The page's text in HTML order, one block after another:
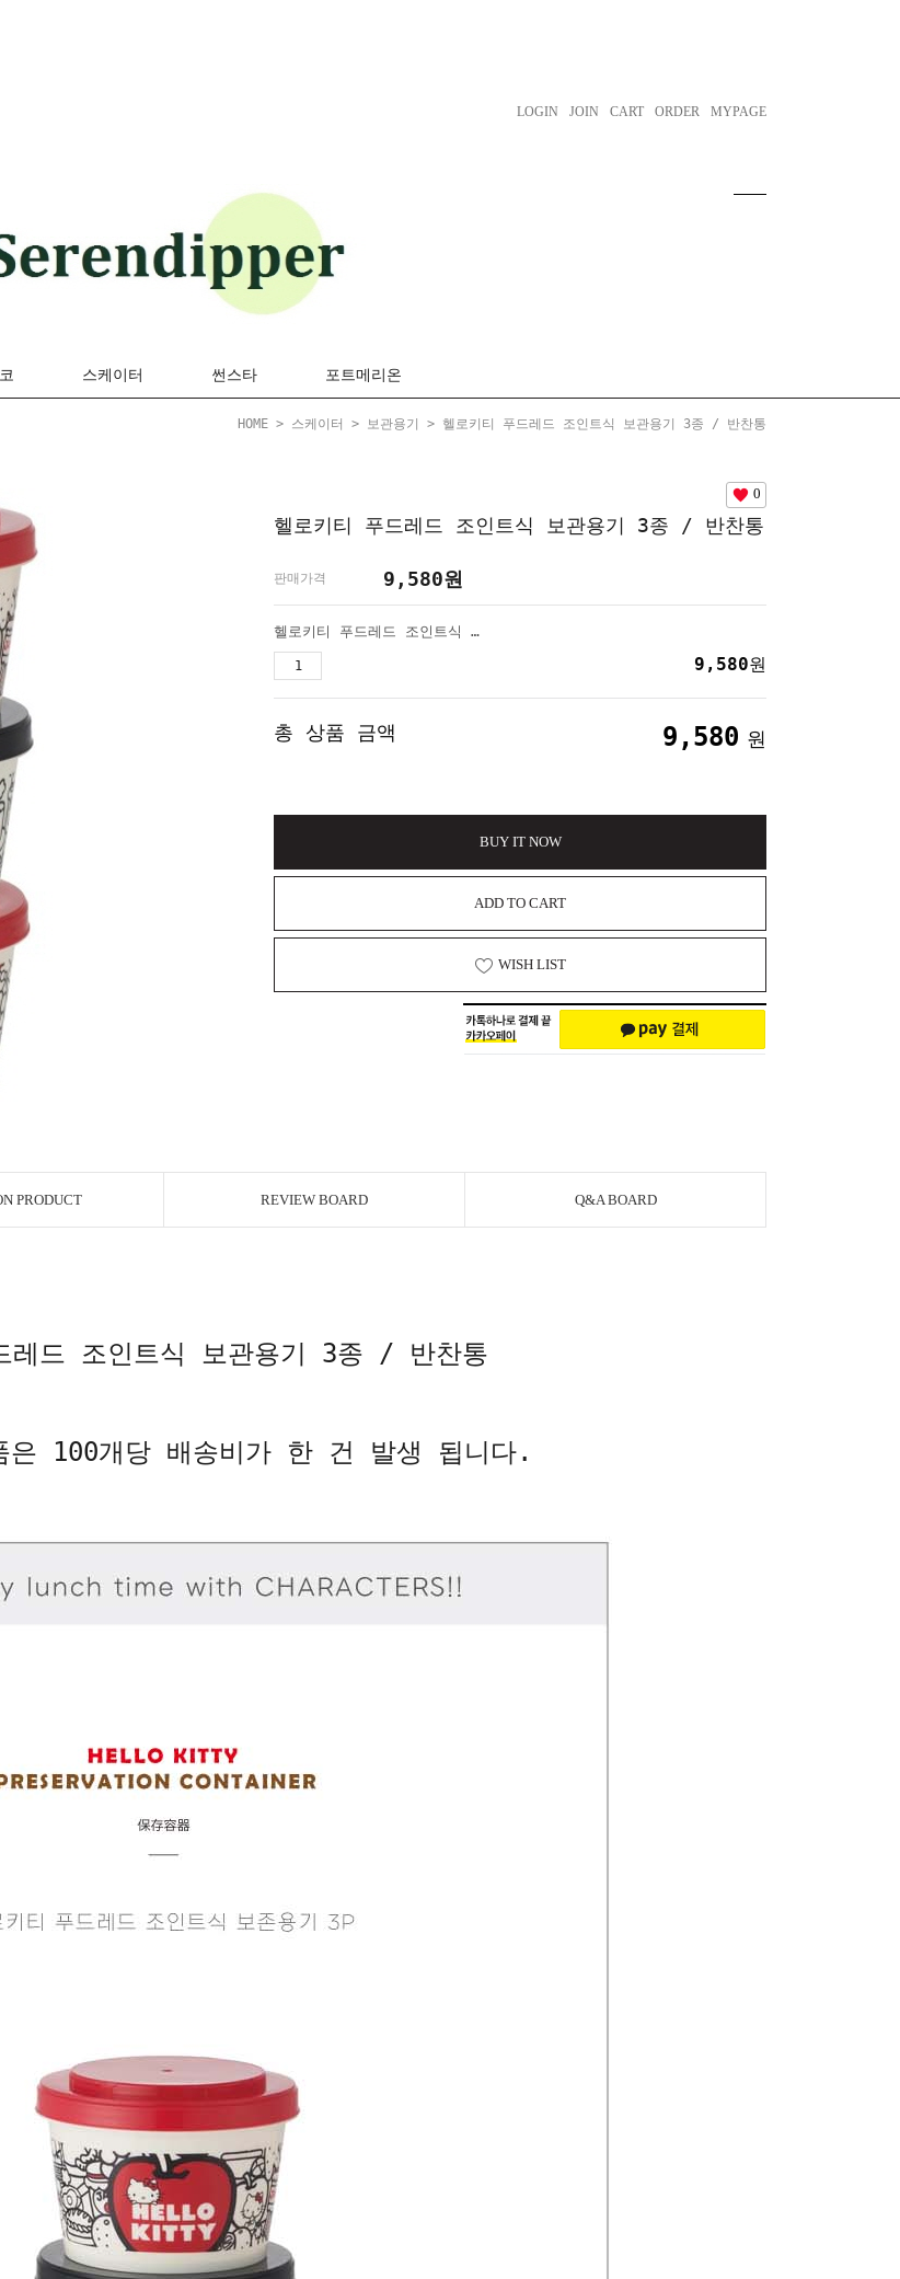
LOGIN JOIN CART ORDER MYPAGE
스케이터 썬스타 포트메리온
HOME > 스케이터 > 보관용기 > 헬로키티 푸드레드 조인트식 보관용기 3종 / 반찬통
0
헬로키티 푸드레드 조인트식 보관용기 3종 / 반찬통
판매가격 9,580원
헬로키티 푸드레드 조인트식 보관용기 3종 / 반찬통
9,580원
총 상품 금액 9,580 원
BUY IT NOW
ADD TO CART
WISH LIST
PRODUCT REVIEW BOARD Q&A BOARD
레드 조인트식 보관용기 3종 / 반찬통
은 100개당 배송비가 한 건 발생 됩니다.